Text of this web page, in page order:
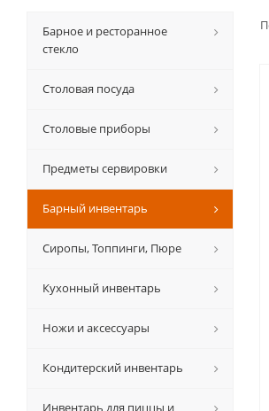
Барное и ресторанное
стекло
Столовая посуда
Столовые приборы
Предметы сервировки
Барный инвентарь
Сиропы, Топпинги, Пюре
Кухонный инвентарь
Ножи и аксессуары
Кондитерский инвентарь
Инвентарь для пиццы и